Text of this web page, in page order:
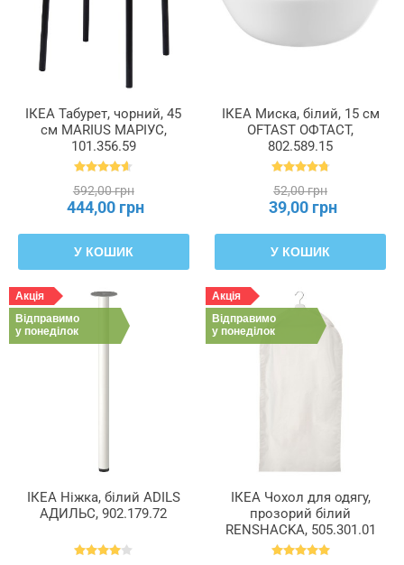
ІКЕА Табурет, чорний, 45
см MARIUS МАРІУС,
101.356.59
592,00 грн
444,00 грн
У КОШИК
ІКЕА Миска, білий, 15 см
OFTAST ОФТАСТ,
802.589.15
52,00 грн
39,00 грн
У КОШИК
Акція
Відправимо
у понеділок
ІКЕА Ніжка, білий ADILS
АДИЛЬС, 902.179.72
Акція
Відправимо
у понеділок
ІКЕА Чохол для одягу,
прозорий білий
RENSHACKA, 505.301.01